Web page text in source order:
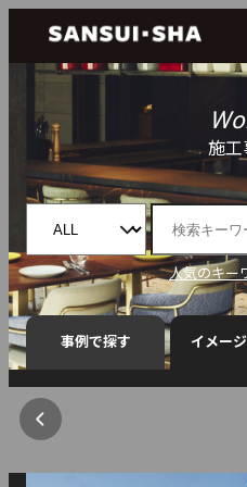
施工
人気のキー
事例で探す イメー